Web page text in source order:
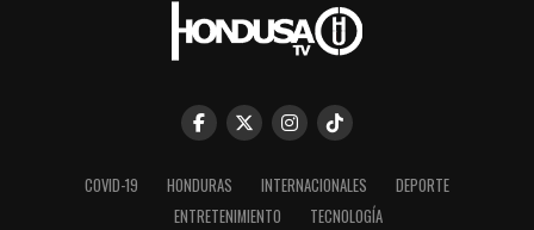
COVID-19 HONDURAS INTERNACIONALES
DEPORTE
ENTRETENIMIENTO
TECNOLOGÍA